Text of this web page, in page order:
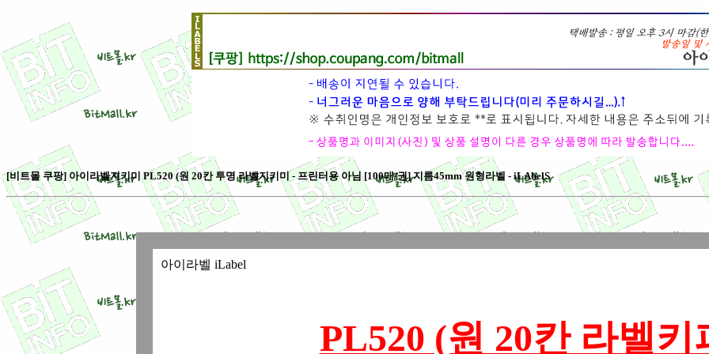
[비트몰 쿠팡] 아이라벨지키미 PL520 (원 20칸 투명 라벨지키미 - 프린터용 아님 [100매/권] 지름45mm 원형라벨 - iLAbelS
아이라벨 iLabel
PL520 (원 20칸 라벨키